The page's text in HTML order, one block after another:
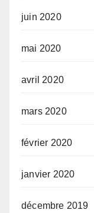
juin 2020
mai 2020
avril 2020
mars 2020
février 2020
janvier 2020
décembre 2019